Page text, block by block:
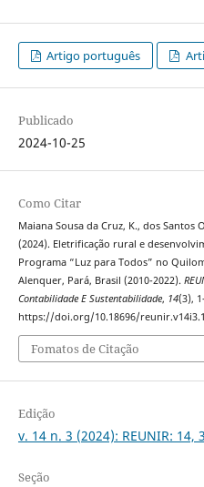
Artigo português
Publicado
2024-10-25
Como Citar
Maiana Sousa da Cruz, K., dos Santos
(2024). Eletrificação rural e
Programa “Luz para Todos” no
Alenquer, Pará, Brasil (2010-2022).
Contabilidade E Sustentabilidade, 14(3),
https://doi.org/10.18696/
Fomatos de Citação
Edição
v. 14 n. 3 (2024): REUNIR: 14,
Seção